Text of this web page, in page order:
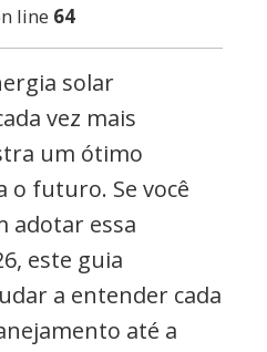
line 64
solar
vez mais
um ótimo
o futuro. Se você
adotar essa
este guia
a entender cada
até a